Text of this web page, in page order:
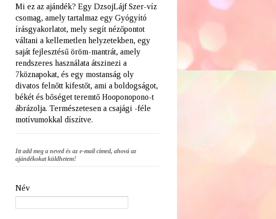
Mi ez az ajándék? Egy DzsojLájf Szer-víz
csomag, amely tartalmaz egy Gyógyító
írásgyakorlatot, mely segít nézőpontot
váltani a kellemetlen helyzetekben, egy
saját fejlesztésű öröm-mantrát, amely
rendszeres használata átszinezi a
7köznapokat, és egy mostanság oly
divatos felnőtt kifestőt, ami a boldogságot,
békét és bőséget teremtő Hooponopono-t
ábrázolja. Természetesen a csajági -féle
motívumokkal díszítve.
Itt add meg a neved és az e-mail címed, ahová az
ajándékokat küldhetem!
Név